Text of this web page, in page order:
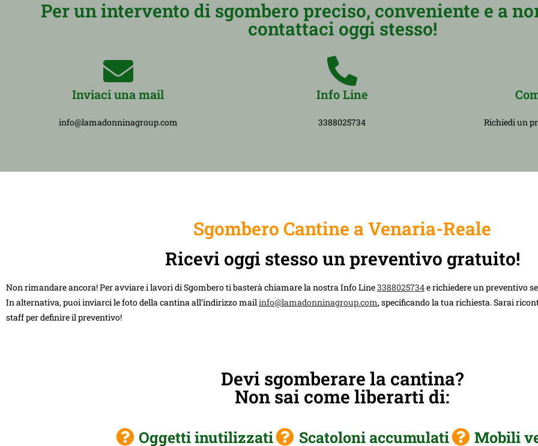
Per un intervento di sgombero preciso, conveniente e a
contattaci oggi stesso!
Inviaci una mail
info@lamadonninagroup.com
Info Line
3388025734 Richiedi un
Sgombero Cantine a Venaria-Reale
Ricevi oggi stesso un preventivo gratuito!
Non rimandare ancora! Per avviare i lavori di Sgombero ti basterà chiamare la nostra Info Line3388025734e richiedere un preventivo
In alternativa, puoi inviarci le foto della cantina all’indirizzo mail info@lamadonninagroup.com, specificando la tua richiesta. Sarai
staff per definire il preventivo!
Devi sgomberare la cantina?
Non sai come liberarti di:
Oggetti inutilizzati Scatoloni accumulati Mobili